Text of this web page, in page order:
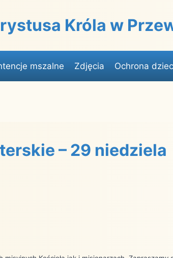
Króla w
mszalne Zdjęcia Ochrona
– 29 niedziela